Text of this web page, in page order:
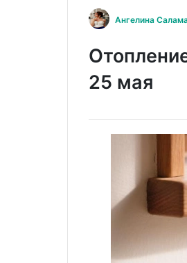
Ангелина
25 мая